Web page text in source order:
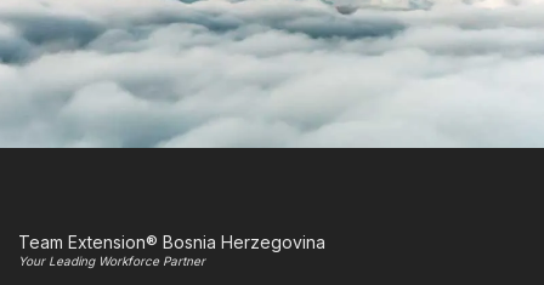
Team Extension® Bosnia Herzegovina
Your Leading Workforce Partner